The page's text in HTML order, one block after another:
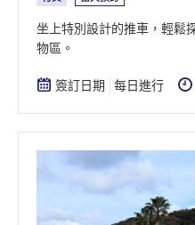
坐上特別設計的推車，輕鬆
物區。
簽訂日期 每日進行